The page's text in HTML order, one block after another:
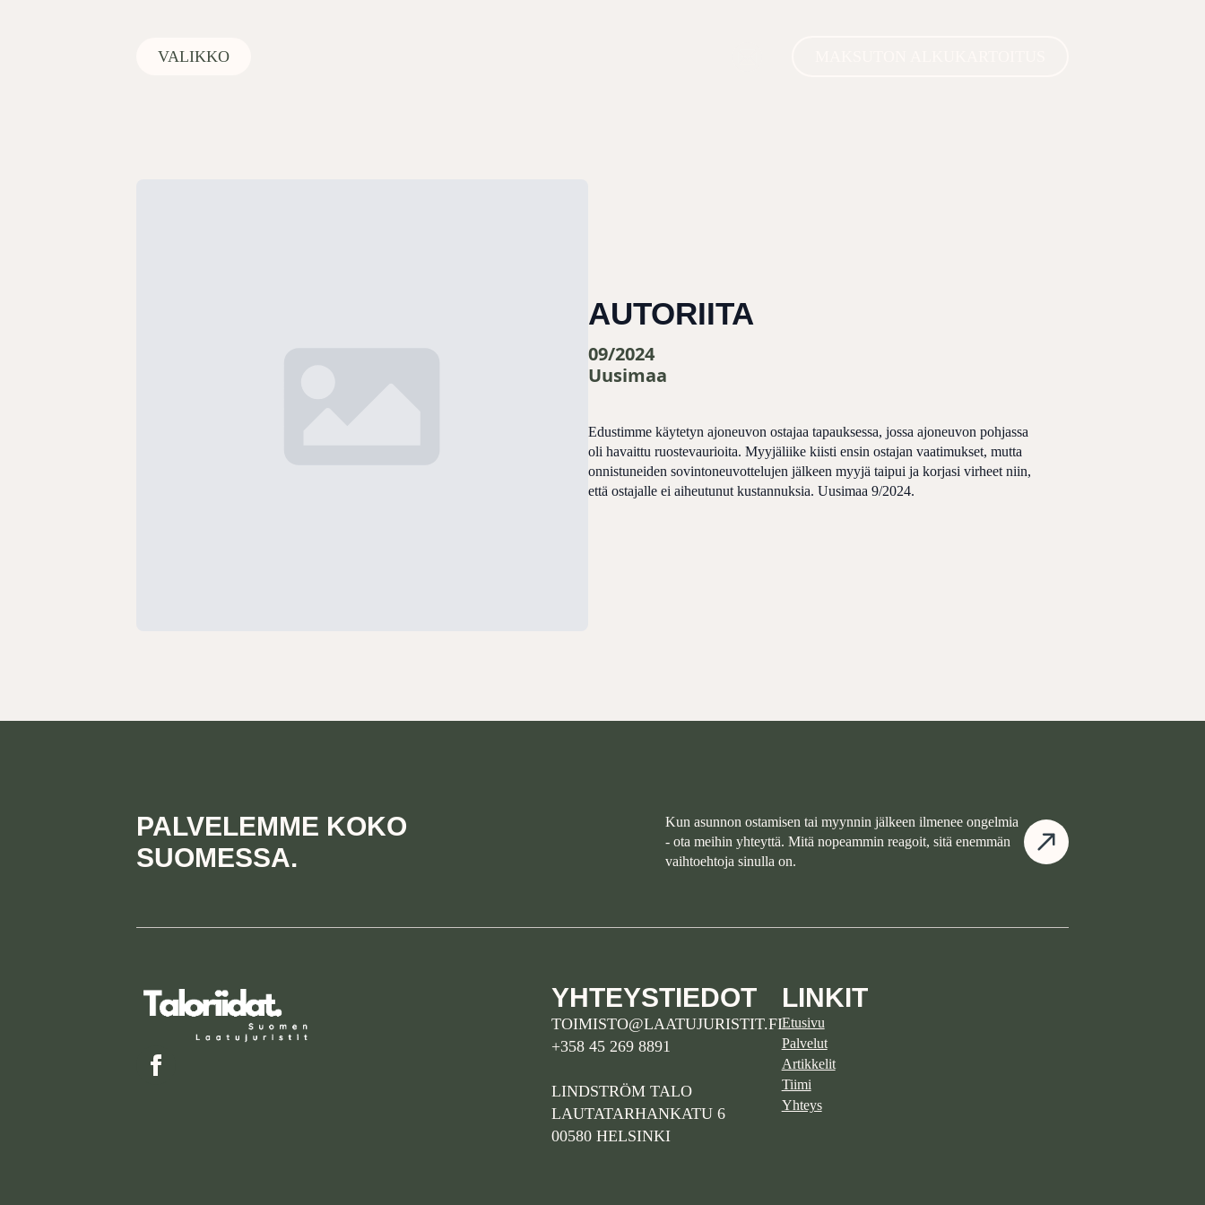
VALIKKO
AUTORIITA
09/2024
Uusimaa
Edustimme käytetyn ajoneuvon ostajaa tapauksessa, jossa ajoneuvon pohjassa
oli havaittu ruostevaurioita. Myyjäliike kiisti ensin ostajan vaatimukset, mutta
onnistuneiden sovintoneuvottelujen jälkeen myyjä taipui ja korjasi virheet niin,
että ostajalle ei aiheutunut kustannuksia. Uusimaa 9/2024.
PALVELEMME KOKO
SUOMESSA.
Kun asunnon ostamisen tai myynnin jälkeen ilmenee ongelmia
- ota meihin yhteyttä. Mitä nopeammin reagoit, sitä enemmän
vaihtoehtoja sinulla on.
YHTEYSTIEDOT
TOIMISTO@LAATUJURISTIT.FI
+358 45 269 8891
LINDSTRÖM TALO
LAUTATARHANKATU 6
00580 HELSINKI
LINKIT
Etusivu
Palvelut
Artikkelit
Tiimi
Yhteys